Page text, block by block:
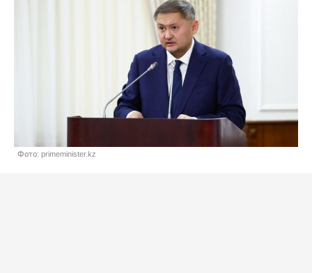
Фото: primeminister.kz